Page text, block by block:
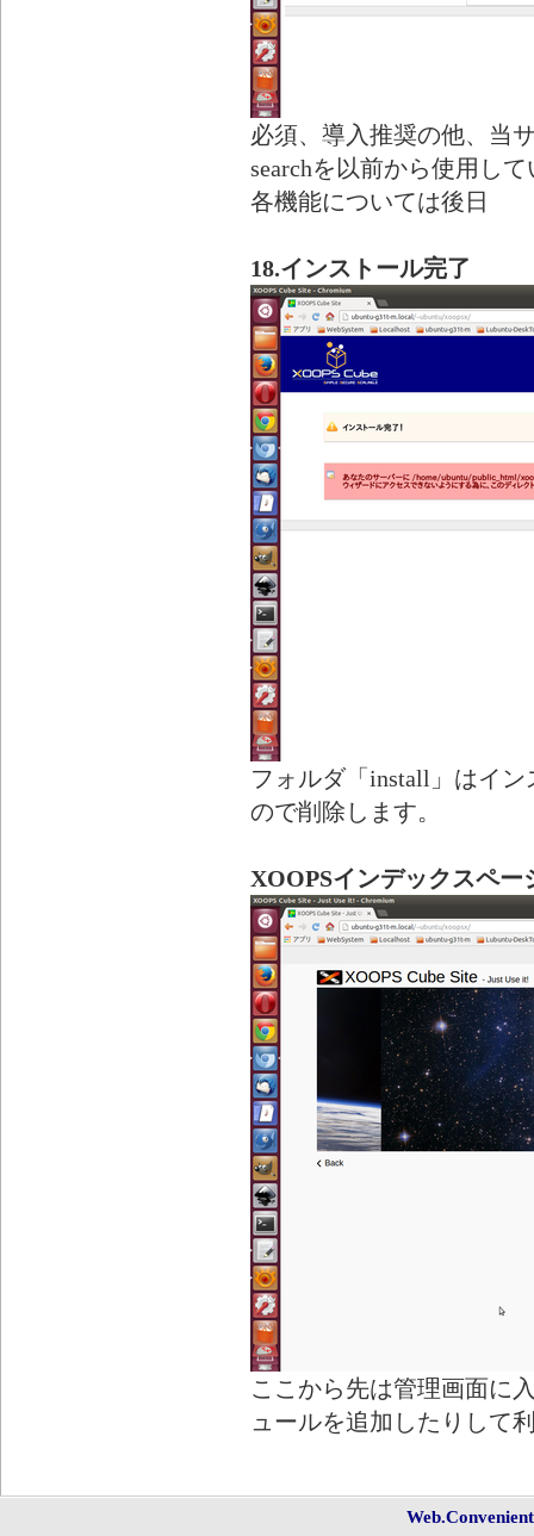
必須、導入推奨の他、当
searchを以前から使用し
各機能については後日
18.インストール完了
フォルダ「install」はイ
ので削除します。
XOOPSインデックスペー
ここから先は管理画面に
ュールを追加したりして
Web.Convenient